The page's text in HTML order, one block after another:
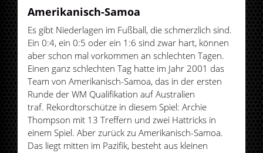
Amerikanisch-Samoa
Es gibt Niederlagen im Fußball, die schmerzlich sind.
Ein 0:4, ein 0:5 oder ein 1:6 sind zwar hart, können
aber schon mal vorkommen an schlechten Tagen.
Einen ganz schlechten Tag hatte im Jahr 2001 das
Team von Amerikanisch-Samoa, das in der ersten
Runde der WM Qualifikation auf Australien
traf. Rekordtorschütze in diesem Spiel: Archie
Thompson mit 13 Treffern und zwei Hattricks in
einem Spiel. Aber zurück zu Amerikanisch-Samoa.
Das liegt mitten im Pazifik, besteht aus kleinen